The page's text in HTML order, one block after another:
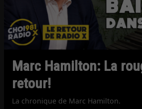
Marc Hamilton: La
retour!
La chronique de Marc Hamilton.